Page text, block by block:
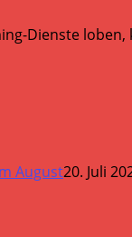
Dienste
August20. Juli